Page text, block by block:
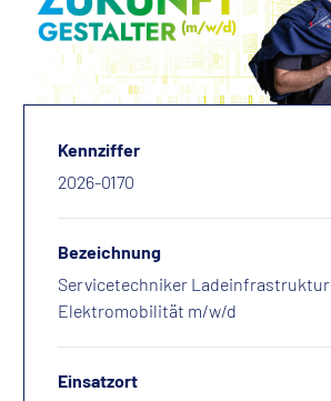
Kennziffer
2026-0170
Bezeichnung
Servicetechniker Ladeinfrastruktur
Elektromobilität m/w/d
Einsatzort